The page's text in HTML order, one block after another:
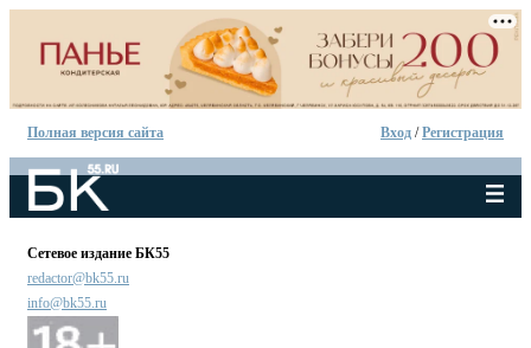
Полная версия сайта Вход /Регистрация
Сетевое издание БК55
redactor@bk55.ru
info@bk55.ru